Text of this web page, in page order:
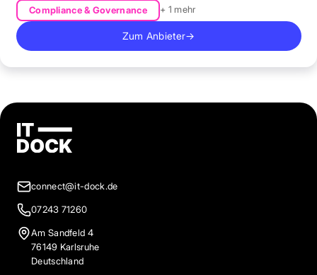
Compliance & Governance
+ 1 mehr
Zum Anbieter→
connect@it-dock.de
07243 71260
Am Sandfeld 4
76149 Karlsruhe
Deutschland